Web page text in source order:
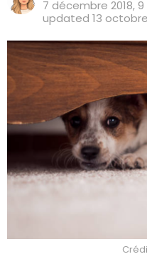
7 décembre 2018, 9
updated 13